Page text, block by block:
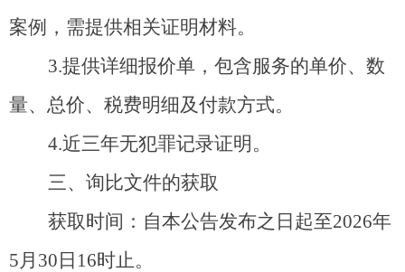
案例，需提供相关证明材料。
3.提供详细报价单，包含服务的单价、数
量、总价、税费明细及付款方式。
4.近三年无犯罪记录证明。
三、询比文件的获取
获取时间： 自本公告发布之日起至2026年
5月 30 日 16时止。